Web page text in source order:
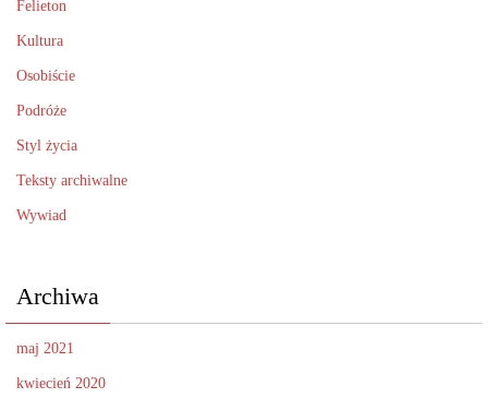
Felieton
Kultura
Osobiście
Podróże
Styl życia
Teksty archiwalne
Wywiad
Archiwa
maj 2021
kwiecień 2020